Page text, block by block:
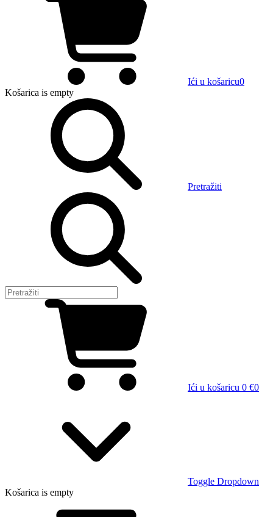
Ići u košaricu0
Košarica is empty
Pretražiti
Ići u košaricu 0 €0
Toggle Dropdown
Košarica is empty